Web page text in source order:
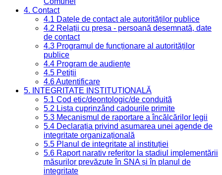
4. Contact
4.1 Datele de contact ale autorităților publice
4.2 Relații cu presa - persoană desemnată, date
de contact
4.3 Programul de funcționare al autorităților
publice
4.4 Program de audiențe
4.5 Petiții
4.6 Autentificare
5. INTEGRITATE INSTITUȚIONALĂ
5.1 Cod etic/deontologic/de conduită
5.2 Lista cuprinzând cadourile primite
5.3 Mecanismul de raportare a încălcărilor legii
5.4 Declarația privind asumarea unei agende de
integritate organizațională
5.5 Planul de integritate al instituției
5.6 Raport narativ referitor la stadiul implementării
măsurilor prevăzute în SNA și în planul de
integritate